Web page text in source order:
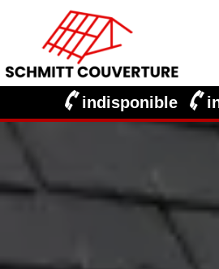
indisponible